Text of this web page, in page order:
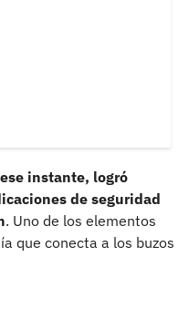
instante, logró
de seguridad
. Uno de los elementos
que conecta a los buzos